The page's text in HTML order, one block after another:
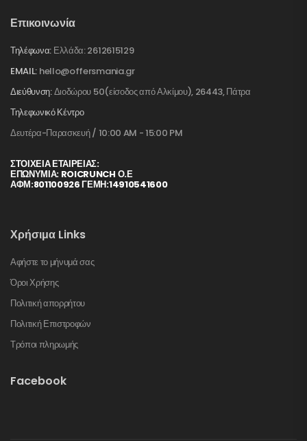
Επικοινωνία
Τηλέφωνα: Ελλάδα: 2612615129
EMAIL: hello@offersmania.gr
Διεύθυνση:Διοδώρου 50(είσοδος από Αλκίμου), 26443, Πάτρα
Τηλεφωνικό Κέντρο
Δευτέρα-Παρασκευή / 10:00 AM - 15:00 PM
ΣΤΟΙΧΕΊΑ ΕΤΑΙΡΕΊΑΣ:
ΕΠΩΝΥΜΙΑ: ROICRUNCH Ο.Ε
ΑΦΜ:801100926 ΓΕΜΗ:14910541600
Χρήσιμα Links
Αφήστε το μήνυμά σας
Όροι Χρήσης
Πολιτική απορρήτου
Πολιτική Επιστροφών
Τρόποι πληρωμής
Facebook